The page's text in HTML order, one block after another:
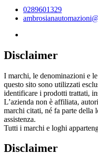
0289601329
Disclaimer
I marchi, le denominazioni e
questo sito sono utilizzati
identificare i prodotti trattati,
L’azienda non è affiliata,
marchi citati, né fa parte della
assistenza.
Tutti i marchi e loghi
Disclaimer